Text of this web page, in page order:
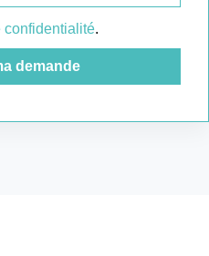
confidentialité.
demande